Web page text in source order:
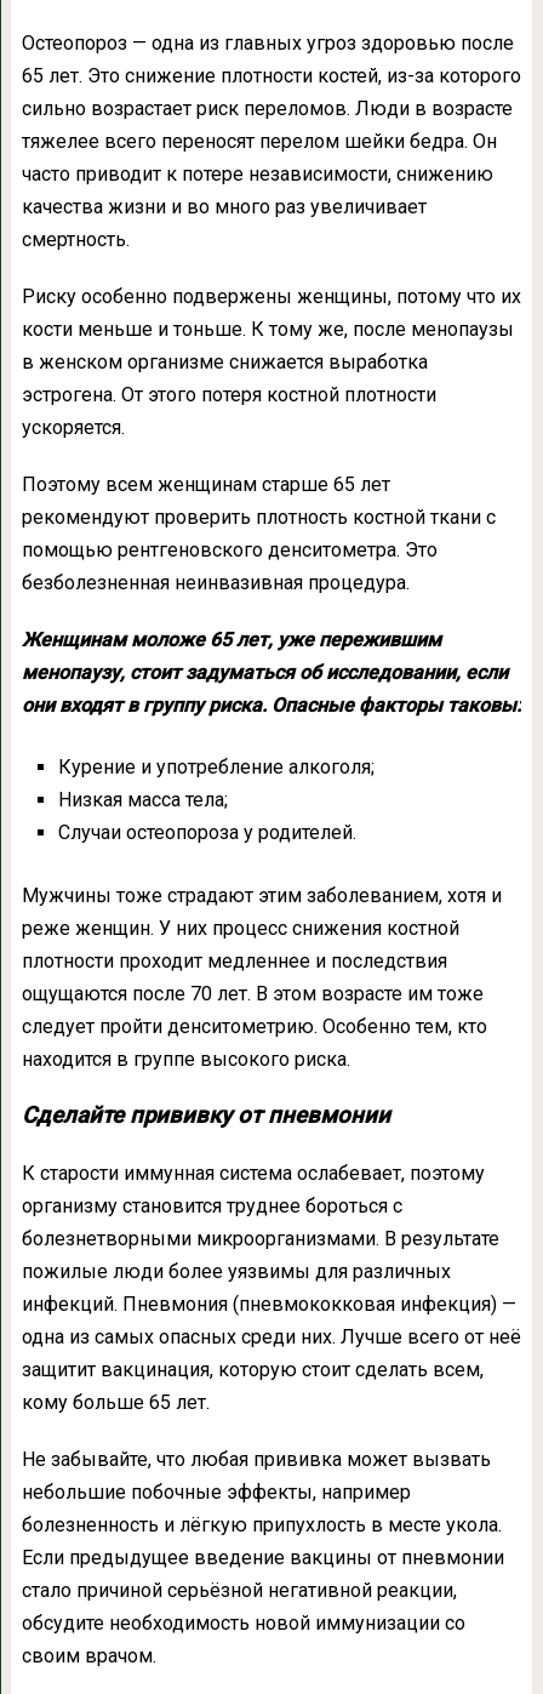
Остеопороз — одна из главных угроз здоровью после
65 лет. Это снижение плотности костей, из-за которого
сильно возрастает риск переломов. Люди в возрасте
тяжелее всего переносят перелом шейки бедра. Он
часто приводит к потере независимости, снижению
качества жизни и во много раз увеличивает
смертность.
Риску особенно подвержены женщины, потому что их
кости меньше и тоньше. К тому же, после менопаузы
в женском организме снижается выработка
эстрогена. От этого потеря костной плотности
ускоряется.
Поэтому всем женщинам старше 65 лет
рекомендуют проверить плотность костной ткани с
помощью рентгеновского денситометра. Это
безболезненная неинвазивная процедура.
Женщинам моложе 65 лет, уже пережившим
менопаузу, стоит задуматься об исследовании, если
они входят в группу риска. Опасные факторы таковы:
Курение и употребление алкоголя;
Низкая масса тела;
Случаи остеопороза у родителей.
Мужчины тоже страдают этим заболеванием, хотя и
реже женщин. У них процесс снижения костной
плотности проходит медленнее и последствия
ощущаются после 70 лет. В этом возрасте им тоже
следует пройти денситометрию. Особенно тем, кто
находится в группе высокого риска.
Сделайте прививку от пневмонии
К старости иммунная система ослабевает, поэтому
организму становится труднее бороться с
болезнетворными микроорганизмами. В результате
пожилые люди более уязвимы для различных
инфекций. Пневмония (пневмококковая инфекция) —
одна из самых опасных среди них. Лучше всего от неё
защитит вакцинация, которую стоит сделать всем,
кому больше 65 лет.
Не забывайте, что любая прививка может вызвать
небольшие побочные эффекты, например
болезненность и лёгкую припухлость в месте укола.
Если предыдущее введение вакцины от пневмонии
стало причиной серьёзной негативной реакции,
обсудите необходимость новой иммунизации со
своим врачом.